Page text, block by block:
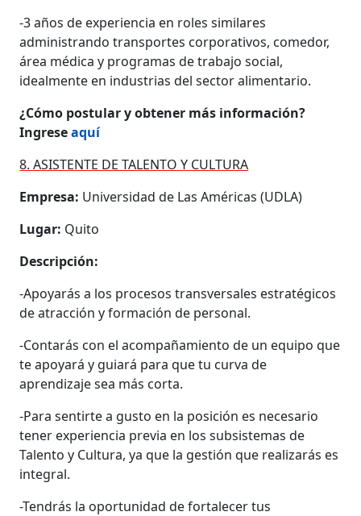
-3 años de experiencia en roles similares
administrando transportes corporativos, comedor,
área médica y programas de trabajo social,
idealmente en industrias del sector alimentario.
¿Cómo postular y obtener más información?
Ingreseaquí
8. ASISTENTE DE TALENTO Y CULTURA
Empresa: Universidad de Las Américas (UDLA)
Lugar: Quito
Descripción:
-Apoyarás a los procesos transversales estratégicos
de atracción y formación de personal.
-Contarás con el acompañamiento de un equipo que
te apoyará y guiará para que tu curva de
aprendizaje sea más corta.
-Para sentirte a gusto en la posición es necesario
tener experiencia previa en los subsistemas de
Talento y Cultura, ya que la gestión que realizarás es
integral.
-Tendrás la oportunidad de fortalecer tus